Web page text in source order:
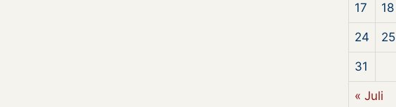
17 18
24 25
31
« Juli